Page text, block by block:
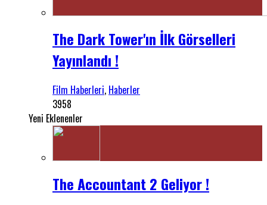
The Dark Tower'ın İlk Görselleri
Yayınlandı !
Film Haberleri, Haberler
3958
Yeni Eklenenler
The Accountant 2 Geliyor !